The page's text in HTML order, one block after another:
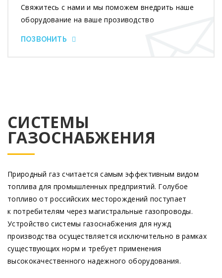
Свяжитесь с нами и мы поможем внедрить наше
оборудование на ваше прозиводство
ПОЗВОНИТЬ
СИСТЕМЫ
ГАЗОСНАБЖЕНИЯ
Природный газ считается самым эффективным видом
топлива для промышленных предприятий. Голубое
топливо от российских месторождений поступает
к потребителям через магистральные газопроводы.
Устройство системы газоснабжения для нужд
производства осуществляется исключительно в рамках
существующих норм и требует применения
высококачественного надежного оборудования.